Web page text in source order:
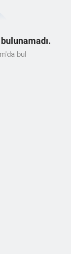
bul